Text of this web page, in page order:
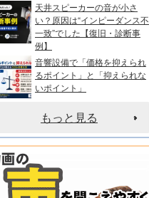
天井スピーカーの音が小さ
い？原因は“インピーダンス不
一致”でした【復旧・診断事
例】
音響設備で「価格を抑えられ
るポイント」と「抑えられな
いポイント」
もっと見る